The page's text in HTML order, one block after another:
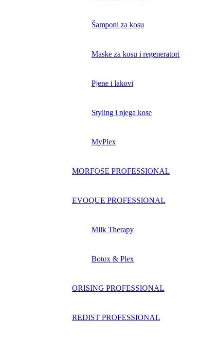
Šamponi za kosu
Maske za kosu i regeneratori
Pjene i lakovi
Styling i njega kose
MyPlex
MORFOSE PROFESSIONAL
EVOQUE PROFESSIONAL
Milk Therapy
Botox & Plex
ORISING PROFESSIONAL
REDIST PROFESSIONAL